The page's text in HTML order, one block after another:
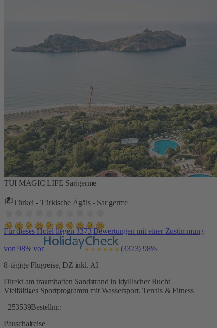
TUI MAGIC LIFE Sarigerme
Türkei - Türkische Ägäis - Sarigerme
Für dieses Hotel liegen 3373 Bewertungen mit einer Zustimmung
von 98% vor (3373) 98%
8-tägige Flugreise, DZ inkl. AI
Direkt am traumhaften Sandstrand in idyllischer Bucht
Vielfältiges Sportprogramm mit Wassersport, Tennis & Fitness
253539Bestellnr.:
Pauschalreise